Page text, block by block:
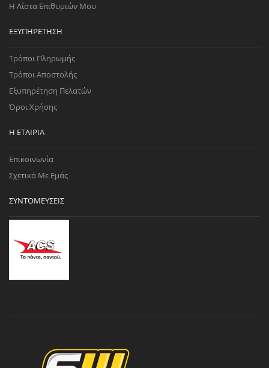
Η Λίστα Επιθυμιών Μου
ΕΞΥΠΗΡΈΤΗΣΗ
Τρόποι Πληρωμής
Τρόποι Αποστολής
Εξυπηρέτηση Πελατών
Όροι Χρήσης
Η ΕΤΑΙΡΊΑ
Επικοινωνία
Σχετικά Με Εμάς
ΣΥΝΤΟΜΕΎΣΕΙΣ